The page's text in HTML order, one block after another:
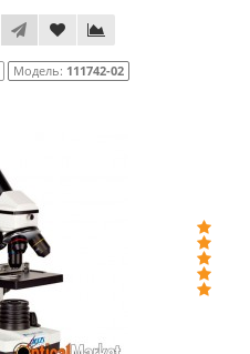
Модель: 111742-02